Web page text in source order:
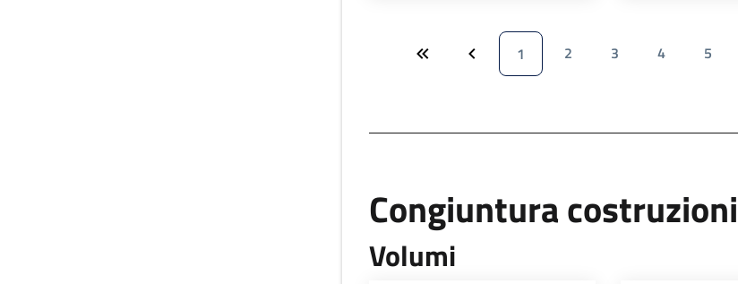
1 2 3 4 5
Congiuntura costruzioni
Volumi